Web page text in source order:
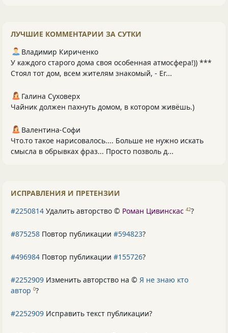
ЛУЧШИЕ КОММЕНТАРИИ ЗА СУТКИ
Владимир Кириченко
У каждого старого дома своя особенная атмосфера!)) ***
Стоял тот дом, всем жителям знакомый, - Ег...
Галина Суховерх
Чайник должен пахнуть домом, в котором живёшь.)
Валентина-Софи
Что.то такое нарисовалось.... Больше не нужно искать
смысла в обрывках фраз... Просто позволь д...
ИСПРАВЛЕНИЯ И ПРЕТЕНЗИИ
#2250814 Удалить авторство © Роман Цивинскас 42?
#875258 Повтор публикации #594823?
#496984 Повтор публикации #155726?
#2252909 Изменить авторство на © Я не знаю кто
автор 0?
#2252909 Исправить текст публикации?